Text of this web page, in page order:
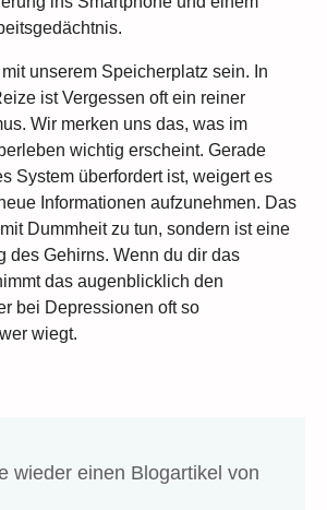
unserem Speicherplatz sein. In
ist Vergessen oft ein reiner
Wir merken uns das, was im
wichtig erscheint. Gerade
System überfordert ist, weigert es
Informationen aufzunehmen. Das
Dummheit zu tun, sondern ist eine
des Gehirns. Wenn du dir das
das augenblicklich den
bei Depressionen oft so
wiegt.
wieder einen Blogartikel von